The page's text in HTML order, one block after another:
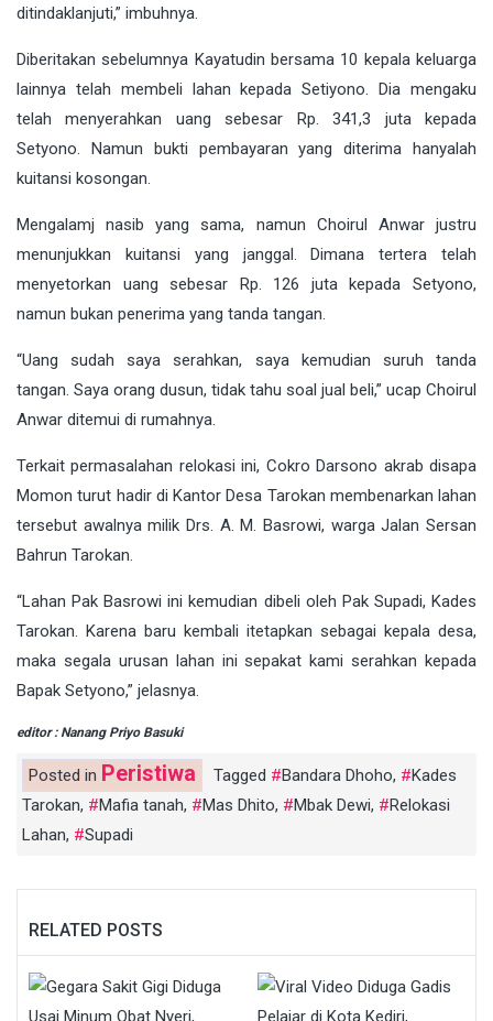
ditindaklanjuti,” imbuhnya.
Diberitakan sebelumnya Kayatudin bersama 10 kepala keluarga
lainnya telah membeli lahan kepada Setiyono. Dia mengaku
telah menyerahkan uang sebesar Rp. 341,3 juta kepada
Setyono. Namun bukti pembayaran yang diterima hanyalah
kuitansi kosongan.
Mengalamj nasib yang sama, namun Choirul Anwar justru
menunjukkan kuitansi yang janggal. Dimana tertera telah
menyetorkan uang sebesar Rp. 126 juta kepada Setyono,
namun bukan penerima yang tanda tangan.
“Uang sudah saya serahkan, saya kemudian suruh tanda
tangan. Saya orang dusun, tidak tahu soal jual beli,” ucap Choirul
Anwar ditemui di rumahnya.
Terkait permasalahan relokasi ini, Cokro Darsono akrab disapa
Momon turut hadir di Kantor Desa Tarokan membenarkan lahan
tersebut awalnya milik Drs. A. M. Basrowi, warga Jalan Sersan
Bahrun Tarokan.
“Lahan Pak Basrowi ini kemudian dibeli oleh Pak Supadi, Kades
Tarokan. Karena baru kembali itetapkan sebagai kepala desa,
maka segala urusan lahan ini sepakat kami serahkan kepada
Bapak Setyono,” jelasnya.
editor : Nanang Priyo Basuki
Posted in Peristiwa Tagged Bandara Dhoho,
Kades
Tarokan, Mafia tanah, Mas Dhito, Mbak Dewi,
Relokasi
Lahan, Supadi
RELATED POSTS